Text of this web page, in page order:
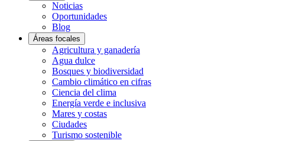
Noticias
Oportunidades
Blog
Áreas focales
Agricultura y ganadería
Agua dulce
Bosques y biodiversidad
Cambio climático en cifras
Ciencia del clima
Energía verde e inclusiva
Mares y costas
Ciudades
Turismo sostenible